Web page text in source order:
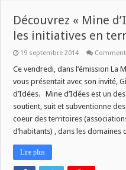
Découvrez « Mine
les initiatives en
19 septembre 2014
Ce vendredi, dans l’émission La
vous présentait avec son invité,
d’Idées. Mine d’Idées est un
soutient, suit et subventionne
coeur des territoires
d’habitants) , dans les domaines
Lire plus